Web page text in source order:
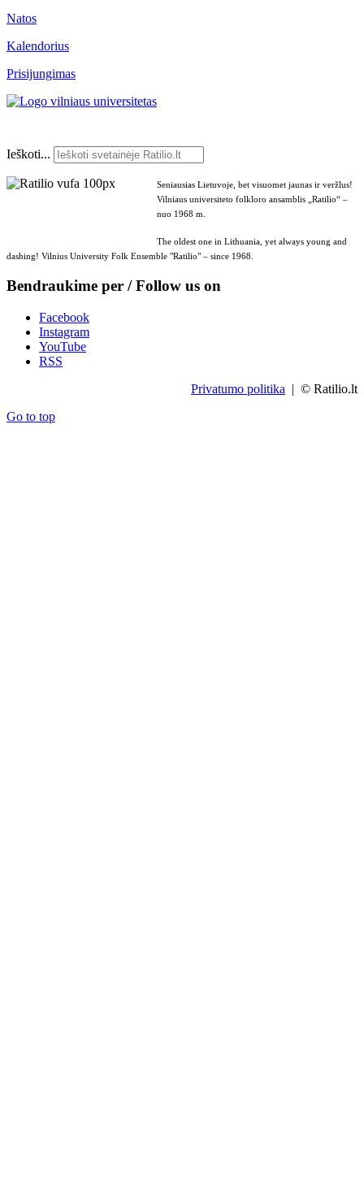
Natos
Kalendorius
Prisijungimas
Ieškoti...
Seniausias Lietuvoje, bet visuomet jaunas ir veržlus!
Vilniaus universiteto folkloro ansamblis „Ratilio“ –
nuo 1968 m.
The oldest one in Lithuania, yet always young and
dashing! Vilnius University Folk Ensemble "Ratilio" – since 1968.
Bendraukime per / Follow us on
Facebook
Instagram
YouTube
RSS
Privatumo politika | © Ratilio.lt
Go to top